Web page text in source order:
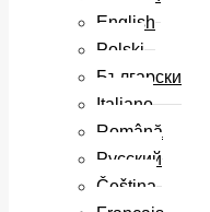
English
Polski
Български
Italiano
Română
Русский
Čeština